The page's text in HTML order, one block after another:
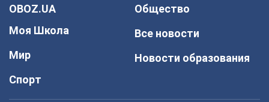
OBOZ.UA
Моя Школа
Мир
Спорт
Общество
Все новости
Новости образования